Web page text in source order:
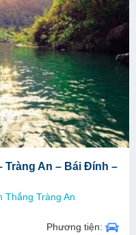
Tràng An – Bái Đính –
Tràng An
Phương tiện: